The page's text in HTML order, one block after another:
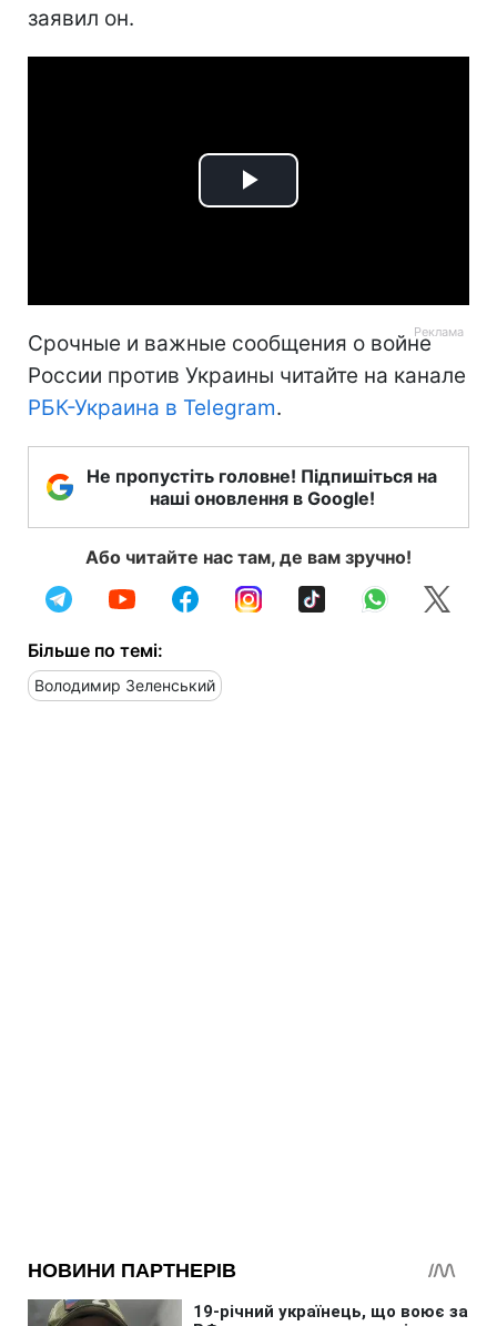
заявил он.
Play
Срочные и важные сообщения о войне
России против Украины читайте на канале
РБК-Украина в Telegram.
Не пропустіть головне! Підпишіться на
наші оновлення в Google!
Або читайте нас там, де вам зручно!
Більше по темі:
Володимир Зеленський